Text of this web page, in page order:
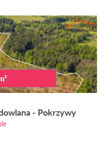
- Pokrzywy